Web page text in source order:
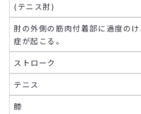
(テニス肘)
肘の外側の筋肉付着部に過度の
症が起こる。
ストローク
テニス
膝